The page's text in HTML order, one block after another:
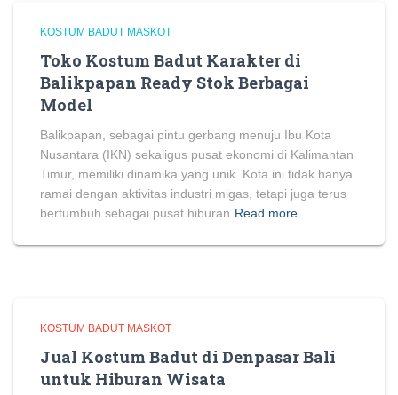
KOSTUM BADUT MASKOT
Toko Kostum Badut Karakter di
Balikpapan Ready Stok Berbagai
Model
Balikpapan, sebagai pintu gerbang menuju Ibu Kota
Nusantara (IKN) sekaligus pusat ekonomi di Kalimantan
Timur, memiliki dinamika yang unik. Kota ini tidak hanya
ramai dengan aktivitas industri migas, tetapi juga terus
bertumbuh sebagai pusat hiburan Read more…
KOSTUM BADUT MASKOT
Jual Kostum Badut di Denpasar Bali
untuk Hiburan Wisata